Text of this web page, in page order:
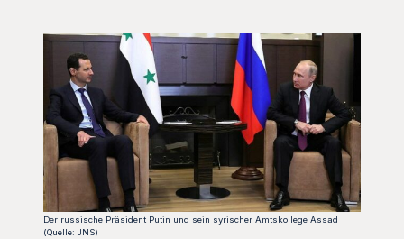
Der russische Präsident Putin und sein syrischer Amtskollege Assad
(Quelle: JNS)